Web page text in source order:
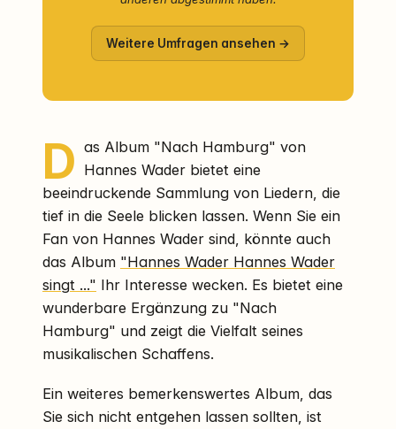
Weitere Umfragen ansehen →
D as Album "Nach Hamburg" von
Hannes Wader bietet eine
beeindruckende Sammlung von Liedern, die
tief in die Seele blicken lassen. Wenn Sie ein
Fan von Hannes Wader sind, könnte auch
das Album "Hannes Wader Hannes Wader
singt ..." Ihr Interesse wecken. Es bietet eine
wunderbare Ergänzung zu "Nach
Hamburg" und zeigt die Vielfalt seines
musikalischen Schaffens.
Ein weiteres bemerkenswertes Album, das
Sie sich nicht entgehen lassen sollten, ist